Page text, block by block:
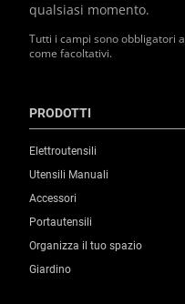
Tutti i campi sono obbligatori
come facoltativi.
qualsiasi momento.
PRODOTTI
Elettroutensili
Utensili Manuali
Accessori
Portautensili
Organizza il tuo spazio
Giardino